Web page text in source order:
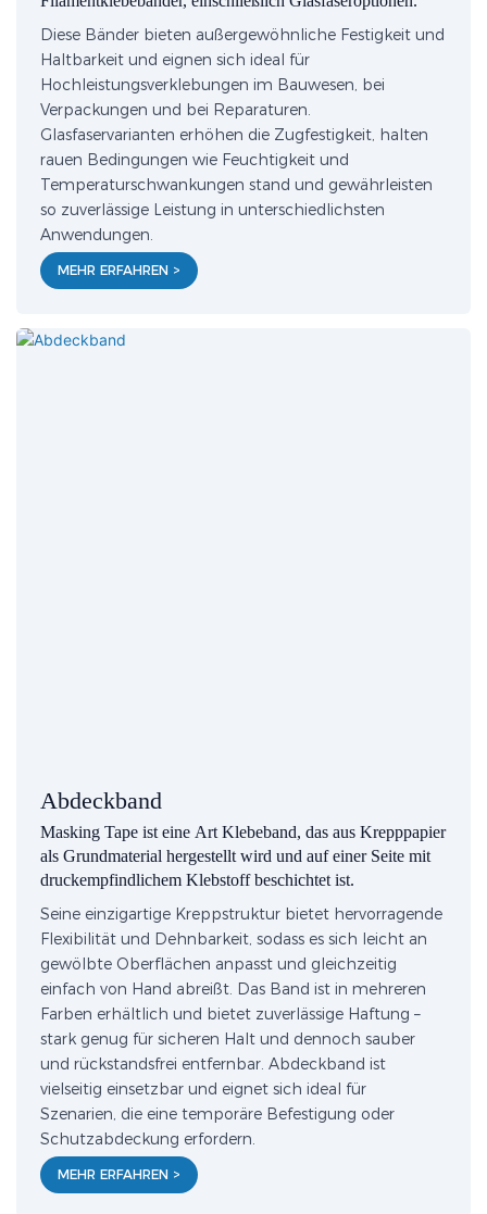
Diese Bänder bieten außergewöhnliche Festigkeit und
Haltbarkeit und eignen sich ideal für
Hochleistungsverklebungen im Bauwesen, bei
Verpackungen und bei Reparaturen.
Glasfaservarianten erhöhen die Zugfestigkeit, halten
rauen Bedingungen wie Feuchtigkeit und
Temperaturschwankungen stand und gewährleisten
so zuverlässige Leistung in unterschiedlichsten
Anwendungen.
MEHR ERFAHREN >
Abdeckband
Masking Tape ist eine Art Klebeband, das aus Krepppapier
als Grundmaterial hergestellt wird und auf einer Seite mit
druckempfindlichem Klebstoff beschichtet ist.
Seine einzigartige Kreppstruktur bietet hervorragende
Flexibilität und Dehnbarkeit, sodass es sich leicht an
gewölbte Oberflächen anpasst und gleichzeitig
einfach von Hand abreißt. Das Band ist in mehreren
Farben erhältlich und bietet zuverlässige Haftung –
stark genug für sicheren Halt und dennoch sauber
und rückstandsfrei entfernbar. Abdeckband ist
vielseitig einsetzbar und eignet sich ideal für
Szenarien, die eine temporäre Befestigung oder
Schutzabdeckung erfordern.
MEHR ERFAHREN >